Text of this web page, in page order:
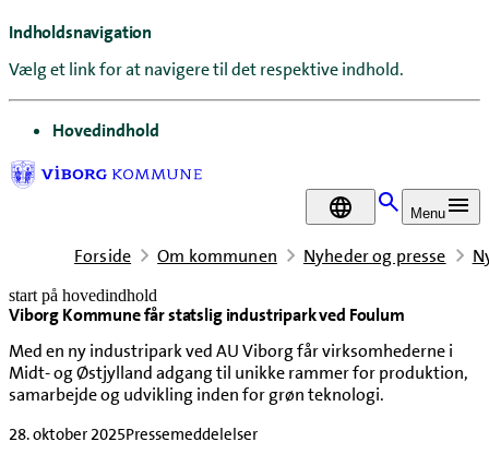
Indholdsnavigation
Vælg et link for at navigere til det respektive indhold.
gå til
Hovedindhold
DA Menu
Forside Om kommunen Nyheder og presse
start på hovedindhold
Viborg Kommune får statslig industripark ved Foulum
Med en ny industripark ved AU Viborg får virksomhederne i
Midt- og Østjylland adgang til unikke rammer for produktion,
samarbejde og udvikling inden for grøn teknologi.
28. oktober 2025Pressemeddelelser
senest opdateret 28. oktober 2025